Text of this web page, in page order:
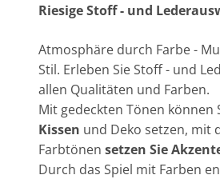
Riesige Stoff - und
Atmosphäre durch Farbe -
Stil. Erleben Sie Stoff - und
allen Qualitäten und Farben.
Mit gedeckten Tönen können
Kissen und Deko setzen, mit
Farbtönen setzen Sie
Durch das Spiel mit Farben